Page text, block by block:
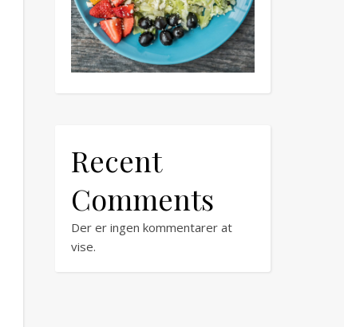
Recent
Comments
Der er ingen kommentarer at
vise.